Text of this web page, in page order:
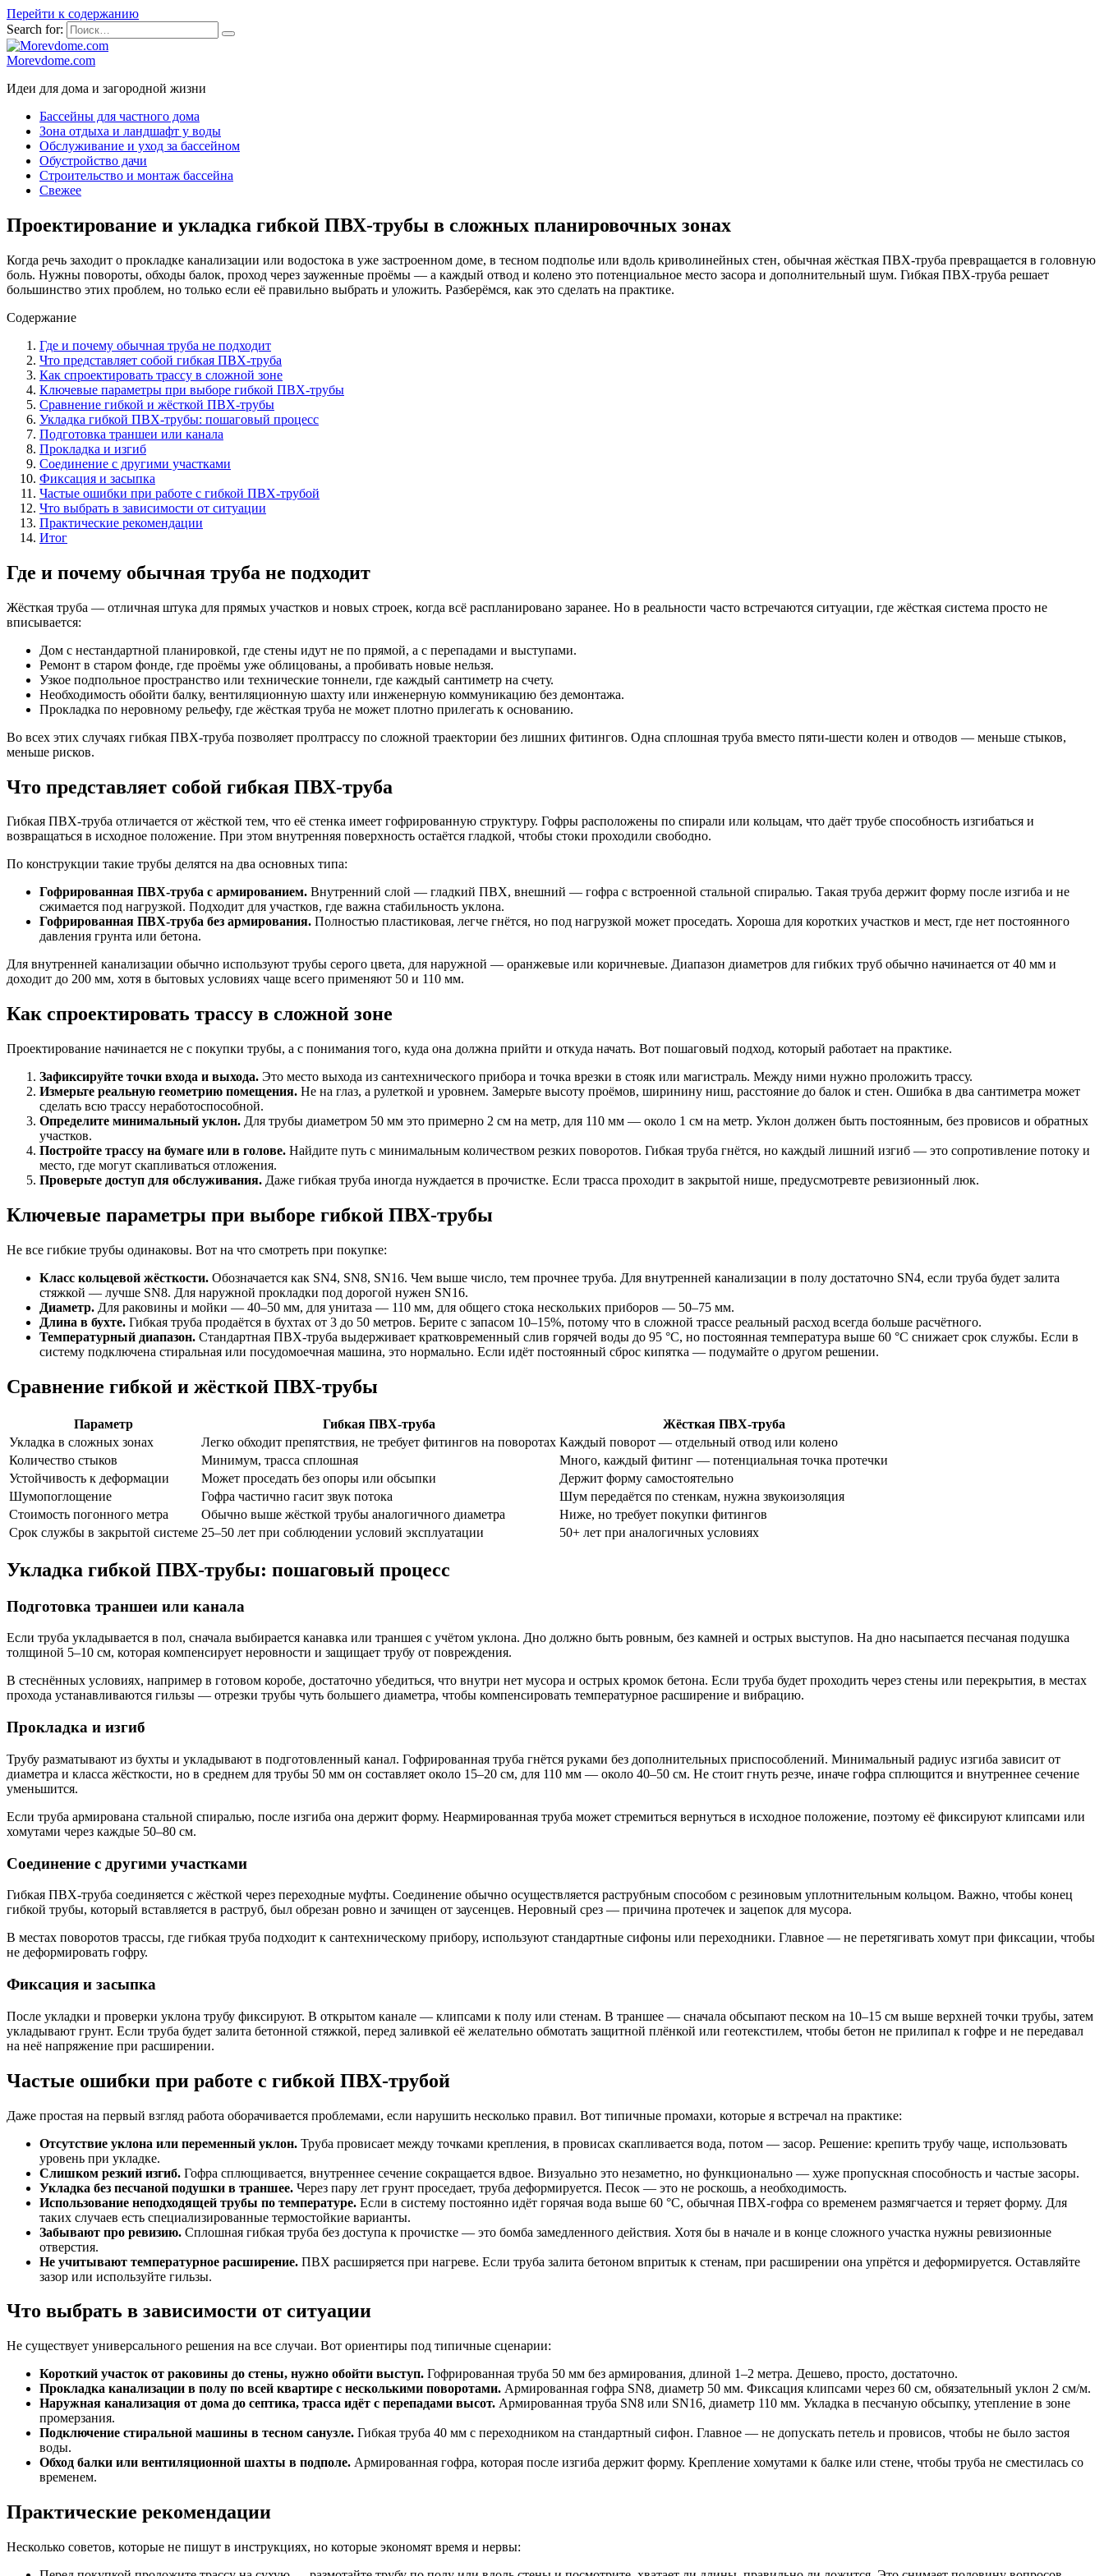
Перейти к содержанию
Search for:
Morevdome.com
Идеи для дома и загородной жизни
Бассейны для частного дома
Зона отдыха и ландшафт у воды
Обслуживание и уход за бассейном
Обустройство дачи
Строительство и монтаж бассейна
Свежее
Проектирование и укладка гибкой ПВХ-трубы в сложных планировочных зонах
Когда речь заходит о прокладке канализации или водостока в уже застроенном доме, в тесном подполье или вдоль криволинейных стен, обычная жёсткая ПВХ-труба превращается в головную
боль. Нужны повороты, обходы балок, проход через зауженные проёмы — а каждый отвод и колено это потенциальное место засора и дополнительный шум. Гибкая ПВХ-труба решает
большинство этих проблем, но только если её правильно выбрать и уложить. Разберёмся, как это сделать на практике.
Содержание
Где и почему обычная труба не подходит
Что представляет собой гибкая ПВХ-труба
Как спроектировать трассу в сложной зоне
Ключевые параметры при выборе гибкой ПВХ-трубы
Сравнение гибкой и жёсткой ПВХ-трубы
Укладка гибкой ПВХ-трубы: пошаговый процесс
Подготовка траншеи или канала
Прокладка и изгиб
Соединение с другими участками
Фиксация и засыпка
Частые ошибки при работе с гибкой ПВХ-трубой
Что выбрать в зависимости от ситуации
Практические рекомендации
Итог
Где и почему обычная труба не подходит
Жёсткая труба — отличная штука для прямых участков и новых строек, когда всё распланировано заранее. Но в реальности часто встречаются ситуации, где жёсткая система просто не
вписывается:
Дом с нестандартной планировкой, где стены идут не по прямой, а с перепадами и выступами.
Ремонт в старом фонде, где проёмы уже облицованы, а пробивать новые нельзя.
Узкое подпольное пространство или технические тоннели, где каждый сантиметр на счету.
Необходимость обойти балку, вентиляционную шахту или инженерную коммуникацию без демонтажа.
Прокладка по неровному рельефу, где жёсткая труба не может плотно прилегать к основанию.
Во всех этих случаях гибкая ПВХ-труба позволяет пролтрассу по сложной траектории без лишних фитингов. Одна сплошная труба вместо пяти-шести колен и отводов — меньше стыков,
меньше рисков.
Что представляет собой гибкая ПВХ-труба
Гибкая ПВХ-труба отличается от жёсткой тем, что её стенка имеет гофрированную структуру. Гофры расположены по спирали или кольцам, что даёт трубе способность изгибаться и
возвращаться в исходное положение. При этом внутренняя поверхность остаётся гладкой, чтобы стоки проходили свободно.
По конструкции такие трубы делятся на два основных типа:
Гофрированная ПВХ-труба с армированием. Внутренний слой — гладкий ПВХ, внешний — гофра с встроенной стальной спиралью. Такая труба держит форму после изгиба и не
сжимается под нагрузкой. Подходит для участков, где важна стабильность уклона.
Гофрированная ПВХ-труба без армирования. Полностью пластиковая, легче гнётся, но под нагрузкой может проседать. Хороша для коротких участков и мест, где нет постоянного
давления грунта или бетона.
Для внутренней канализации обычно используют трубы серого цвета, для наружной — оранжевые или коричневые. Диапазон диаметров для гибких труб обычно начинается от 40 мм и
доходит до 200 мм, хотя в бытовых условиях чаще всего применяют 50 и 110 мм.
Как спроектировать трассу в сложной зоне
Проектирование начинается не с покупки трубы, а с понимания того, куда она должна прийти и откуда начать. Вот пошаговый подход, который работает на практике.
Зафиксируйте точки входа и выхода. Это место выхода из сантехнического прибора и точка врезки в стояк или магистраль. Между ними нужно проложить трассу.
Измерьте реальную геометрию помещения. Не на глаз, а рулеткой и уровнем. Замерьте высоту проёмов, ширинину ниш, расстояние до балок и стен. Ошибка в два сантиметра может
сделать всю трассу неработоспособной.
Определите минимальный уклон. Для трубы диаметром 50 мм это примерно 2 см на метр, для 110 мм — около 1 см на метр. Уклон должен быть постоянным, без провисов и обратных
участков.
Постройте трассу на бумаге или в голове. Найдите путь с минимальным количеством резких поворотов. Гибкая труба гнётся, но каждый лишний изгиб — это сопротивление потоку и
место, где могут скапливаться отложения.
Проверьте доступ для обслуживания. Даже гибкая труба иногда нуждается в прочистке. Если трасса проходит в закрытой нише, предусмотревте ревизионный люк.
Ключевые параметры при выборе гибкой ПВХ-трубы
Не все гибкие трубы одинаковы. Вот на что смотреть при покупке:
Класс кольцевой жёсткости. Обозначается как SN4, SN8, SN16. Чем выше число, тем прочнее труба. Для внутренней канализации в полу достаточно SN4, если труба будет залита
стяжкой — лучше SN8. Для наружной прокладки под дорогой нужен SN16.
Диаметр. Для раковины и мойки — 40–50 мм, для унитаза — 110 мм, для общего стока нескольких приборов — 50–75 мм.
Длина в бухте. Гибкая труба продаётся в бухтах от 3 до 50 метров. Берите с запасом 10–15%, потому что в сложной трассе реальный расход всегда больше расчётного.
Температурный диапазон. Стандартная ПВХ-труба выдерживает кратковременный слив горячей воды до 95 °C, но постоянная температура выше 60 °C снижает срок службы. Если в
систему подключена стиральная или посудомоечная машина, это нормально. Если идёт постоянный сброс кипятка — подумайте о другом решении.
Сравнение гибкой и жёсткой ПВХ-трубы
Параметр Гибкая ПВХ-труба
Жёсткая ПВХ-труба
Укладка в сложных зонах
Легко обходит препятствия, не требует фитингов на поворотах Каждый поворот — отдельный отвод или колено
Количество стыков
Минимум, трасса сплошная
Много, каждый фитинг — потенциальная точка протечки
Устойчивость к деформации
Может проседать без опоры или обсыпки
Держит форму самостоятельно
Шумопоглощение
Гофра частично гасит звук потока
Шум передаётся по стенкам, нужна звукоизоляция
Стоимость погонного метра
Обычно выше жёсткой трубы аналогичного диаметра
Ниже, но требует покупки фитингов
Срок службы в закрытой системе 25–50 лет при соблюдении условий эксплуатации 50+ лет при аналогичных условиях
Укладка гибкой ПВХ-трубы: пошаговый процесс
Подготовка траншеи или канала
Если труба укладывается в пол, сначала выбирается канавка или траншея с учётом уклона. Дно должно быть ровным, без камней и острых выступов. На дно насыпается песчаная подушка
толщиной 5–10 см, которая компенсирует неровности и защищает трубу от повреждения.
В стеснённых условиях, например в готовом коробе, достаточно убедиться, что внутри нет мусора и острых кромок бетона. Если труба будет проходить через стены или перекрытия, в местах
прохода устанавливаются гильзы — отрезки трубы чуть большего диаметра, чтобы компенсировать температурное расширение и вибрацию.
Прокладка и изгиб
Трубу разматывают из бухты и укладывают в подготовленный канал. Гофрированная труба гнётся руками без дополнительных приспособлений. Минимальный радиус изгиба зависит от
диаметра и класса жёсткости, но в среднем для трубы 50 мм он составляет около 15–20 см, для 110 мм — около 40–50 см. Не стоит гнуть резче, иначе гофра сплющится и внутреннее сечение
уменьшится.
Если труба армирована стальной спиралью, после изгиба она держит форму. Неармированная труба может стремиться вернуться в исходное положение, поэтому её фиксируют клипсами или
хомутами через каждые 50–80 см.
Соединение с другими участками
Гибкая ПВХ-труба соединяется с жёсткой через переходные муфты. Соединение обычно осуществляется раструбным способом с резиновым уплотнительным кольцом. Важно, чтобы конец
гибкой трубы, который вставляется в раструб, был обрезан ровно и зачищен от заусенцев. Неровный срез — причина протечек и зацепок для мусора.
В местах поворотов трассы, где гибкая труба подходит к сантехническому прибору, используют стандартные сифоны или переходники. Главное — не перетягивать хомут при фиксации, чтобы
не деформировать гофру.
Фиксация и засыпка
После укладки и проверки уклона трубу фиксируют. В открытом канале — клипсами к полу или стенам. В траншее — сначала обсыпают песком на 10–15 см выше верхней точки трубы, затем
укладывают грунт. Если труба будет залита бетонной стяжкой, перед заливкой её желательно обмотать защитной плёнкой или геотекстилем, чтобы бетон не прилипал к гофре и не передавал
на неё напряжение при расширении.
Частые ошибки при работе с гибкой ПВХ-трубой
Даже простая на первый взгляд работа оборачивается проблемами, если нарушить несколько правил. Вот типичные промахи, которые я встречал на практике:
Отсутствие уклона или переменный уклон. Труба провисает между точками крепления, в провисах скапливается вода, потом — засор. Решение: крепить трубу чаще, использовать
уровень при укладке.
Слишком резкий изгиб. Гофра сплющивается, внутреннее сечение сокращается вдвое. Визуально это незаметно, но функционально — хуже пропускная способность и частые засоры.
Укладка без песчаной подушки в траншее. Через пару лет грунт проседает, труба деформируется. Песок — это не роскошь, а необходимость.
Использование неподходящей трубы по температуре. Если в систему постоянно идёт горячая вода выше 60 °C, обычная ПВХ-гофра со временем размягчается и теряет форму. Для
таких случаев есть специализированные термостойкие варианты.
Забывают про ревизию. Сплошная гибкая труба без доступа к прочистке — это бомба замедленного действия. Хотя бы в начале и в конце сложного участка нужны ревизионные
отверстия.
Не учитывают температурное расширение. ПВХ расширяется при нагреве. Если труба залита бетоном впритык к стенам, при расширении она упрётся и деформируется. Оставляйте
зазор или используйте гильзы.
Что выбрать в зависимости от ситуации
Не существует универсального решения на все случаи. Вот ориентиры под типичные сценарии:
Короткий участок от раковины до стены, нужно обойти выступ. Гофрированная труба 50 мм без армирования, длиной 1–2 метра. Дешево, просто, достаточно.
Прокладка канализации в полу по всей квартире с несколькими поворотами. Армированная гофра SN8, диаметр 50 мм. Фиксация клипсами через 60 см, обязательный уклон 2 см/м.
Наружная канализация от дома до септика, трасса идёт с перепадами высот. Армированная труба SN8 или SN16, диаметр 110 мм. Укладка в песчаную обсыпку, утепление в зоне
промерзания.
Подключение стиральной машины в тесном санузле. Гибкая труба 40 мм с переходником на стандартный сифон. Главное — не допускать петель и провисов, чтобы не было застоя
воды.
Обход балки или вентиляционной шахты в подполе. Армированная гофра, которая после изгиба держит форму. Крепление хомутами к балке или стене, чтобы труба не сместилась со
временем.
Практические рекомендации
Несколько советов, которые не пишут в инструкциях, но которые экономят время и нервы: